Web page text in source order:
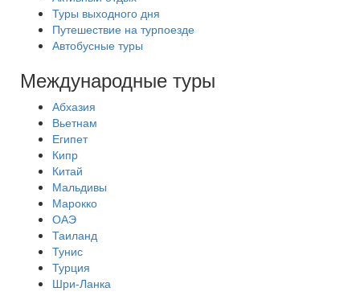
Туры выходного дня
Путешествие на турпоезде
Автобусные туры
Международные туры
Абхазия
Вьетнам
Египет
Кипр
Китай
Мальдивы
Марокко
ОАЭ
Таиланд
Тунис
Турция
Шри-Ланка